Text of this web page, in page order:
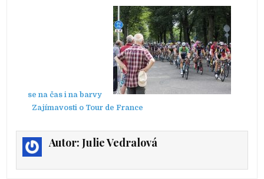
se na čas i na barvy
Zajímavosti o Tour de France
Autor: Julie Vedralová